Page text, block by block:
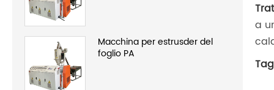
Macchina per estrusder del
foglio PA
a